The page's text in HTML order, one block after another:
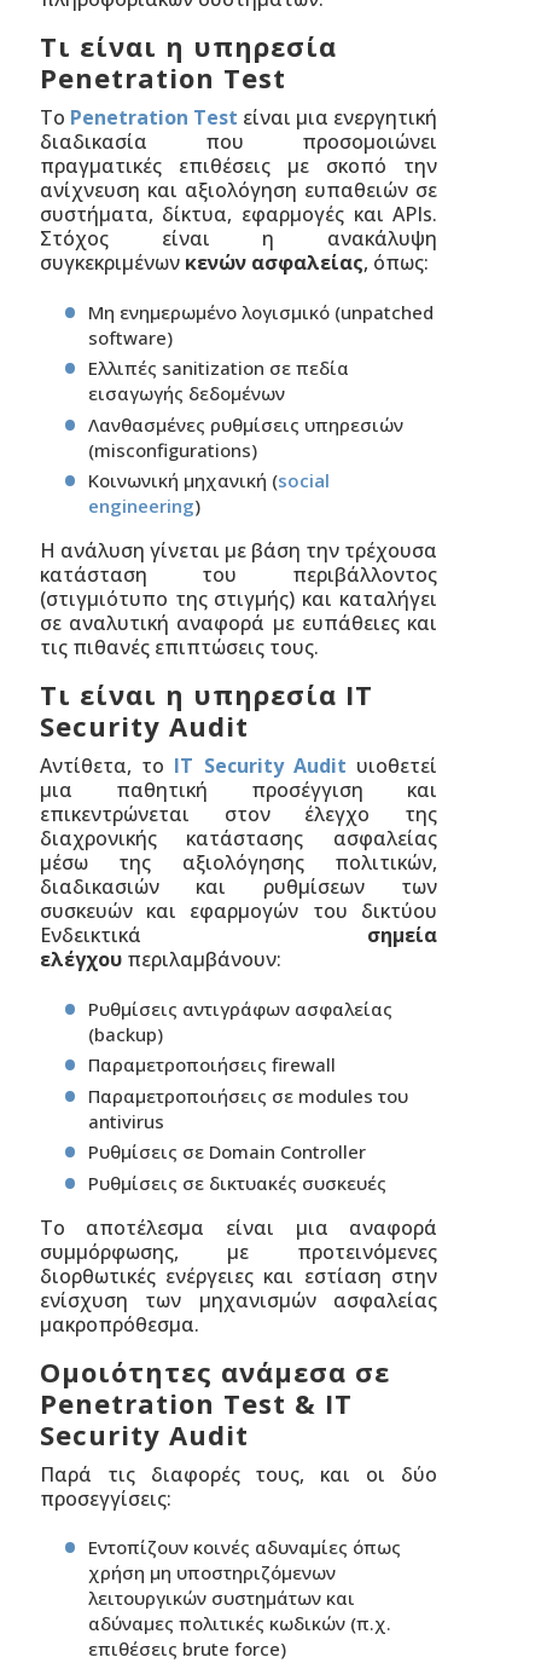
Τι είναι η υπηρεσία
Penetration Test
Το Penetration Test είναι μια ενεργητική
διαδικασία που προσομοιώνει
πραγματικές επιθέσεις με σκοπό την
ανίχνευση και αξιολόγηση ευπαθειών σε
συστήματα, δίκτυα, εφαρμογές και APIs.
Στόχος είναι η ανακάλυψη
συγκεκριμένωνκενών ασφαλείας, όπως:
Μη ενημερωμένο λογισμικό (unpatched
software)
Ελλιπές sanitization σε πεδία
εισαγωγής δεδομένων
Λανθασμένες ρυθμίσεις υπηρεσιών
(misconfigurations)
Κοινωνική μηχανική (social
engineering)
Η ανάλυση γίνεται με βάση την τρέχουσα
κατάσταση του περιβάλλοντος
(στιγμιότυπο της στιγμής) και καταλήγει
σε αναλυτική αναφορά με ευπάθειες και
τις πιθανές επιπτώσεις τους.
Τι είναι η υπηρεσία IT
Security Audit
Αντίθετα, το IT Security Audit υιοθετεί
μια παθητική προσέγγιση και
επικεντρώνεται στον έλεγχο της
διαχρονικής κατάστασης ασφαλείας
μέσω της αξιολόγησης πολιτικών,
διαδικασιών και ρυθμίσεων των
συσκευών και εφαρμογών του δικτύου
Ενδεικτικά σημεία
ελέγχουπεριλαμβάνουν:
Ρυθμίσεις αντιγράφων ασφαλείας
(backup)
Παραμετροποιήσεις firewall
Παραμετροποιήσεις σε modules του
antivirus
Ρυθμίσεις σε Domain Controller
Ρυθμίσεις σε δικτυακές συσκευές
Το αποτέλεσμα είναι μια αναφορά
συμμόρφωσης, με προτεινόμενες
διορθωτικές ενέργειες και εστίαση στην
ενίσχυση των μηχανισμών ασφαλείας
μακροπρόθεσμα.
Ομοιότητες ανάμεσα σε
Penetration Test & IT
Security Audit
Παρά τις διαφορές τους, και οι δύο
προσεγγίσεις:
Εντοπίζουν κοινές αδυναμίες όπως
χρήση μη υποστηριζόμενων
λειτουργικών συστημάτων και
αδύναμες πολιτικές κωδικών (π.χ.
επιθέσεις brute force)